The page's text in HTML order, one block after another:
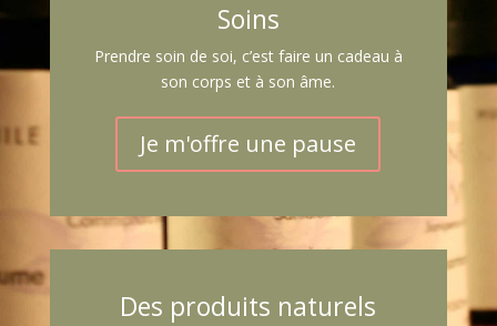
Soins
Prendre soin de soi, c’est faire un cadeau à
son corps et à son âme.
Je m'offre une pause
Des produits naturels